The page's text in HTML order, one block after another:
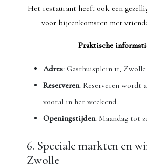
Het restaurant heeft ook een
voor bijeenkomsten met
Praktische
Adres: Gasthuisplein 11, Zwolle
Reserveren: Reserveren wordt
vooral in het weekend.
Openingstijden: Maandag tot
6. Speciale markten en
Zwolle